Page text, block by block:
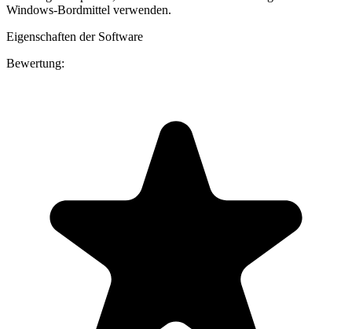
Windows-Bordmittel verwenden.
Eigenschaften der Software
Bewertung: